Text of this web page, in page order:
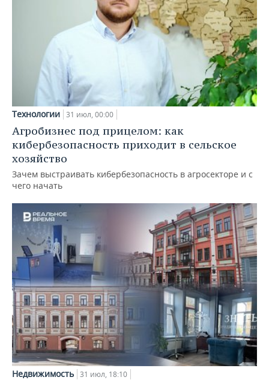
Технологии 31 июл, 00:00
Агробизнес под прицелом: как
кибербезопасность приходит в сельское
хозяйство
Зачем выстраивать кибербезопасность в агросекторе и с
чего начать
Недвижимость 31 июл, 18:10